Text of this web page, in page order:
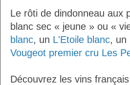
Le rôti de dindonneau aux
blanc sec « jeune » ou «
blanc, un L'Etoile blanc, un
Vougeot premier cru Les
Découvrez les vins